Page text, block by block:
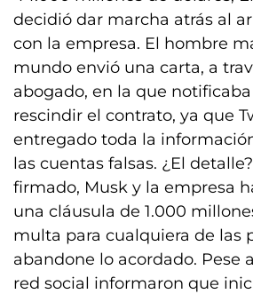
decidió dar marcha atrás al
con la empresa. El hombre
mundo envió una carta, a
abogado, en la que
rescindir el contrato, ya que
entregado toda la
las cuentas falsas. ¿El
firmado, Musk y la empresa
una cláusula de 1.000
multa para cualquiera de las
abandone lo acordado. Pese
red social informaron que